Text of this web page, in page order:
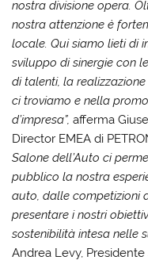
nostra divisione opera.
nostra attenzione è
locale. Qui siamo lieti di
sviluppo di sinergie con
di talenti, la
ci troviamo e nella
d’impresa”, afferma
Director EMEA di
Salone dell’Auto ci
pubblico la nostra
auto, dalle competizioni
presentare i nostri
sostenibilità intesa nelle
Andrea Levy,